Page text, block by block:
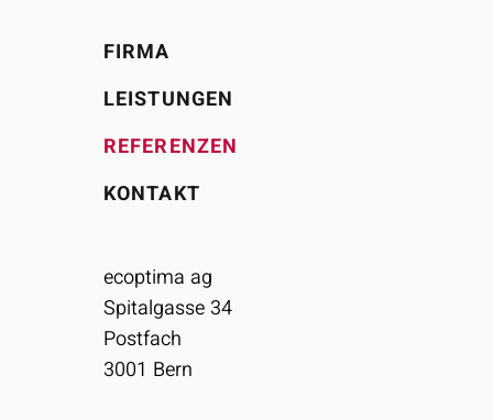
FIRMA
LEISTUNGEN
REFERENZEN
KONTAKT
ecoptima ag
Spitalgasse 34
Postfach
3001 Bern